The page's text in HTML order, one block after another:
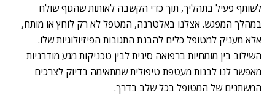
לשותף פעיל בתהליך, תוך כדי הקשבה לאותות שהגוף שולח
במהלך המפגש. אצלנו באלטרנה, המטפל לא רק לוחץ או מותח,
אלא מעניק למטופל כלים להבנת התגובות הפיזיולוגיות שלו.
השילוב בין מומחיות ברפואה סינית לבין טכניקות מגע מודרניות
מאפשר לנו לבנות מעטפת טיפולית שמתאימה בדיוק לצרכים
המשתנים של המטופל בכל שלב בדרך.